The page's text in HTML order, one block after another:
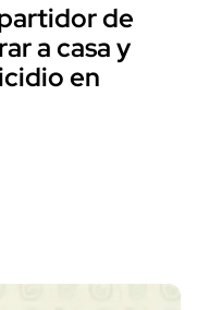
de
a casa y
en